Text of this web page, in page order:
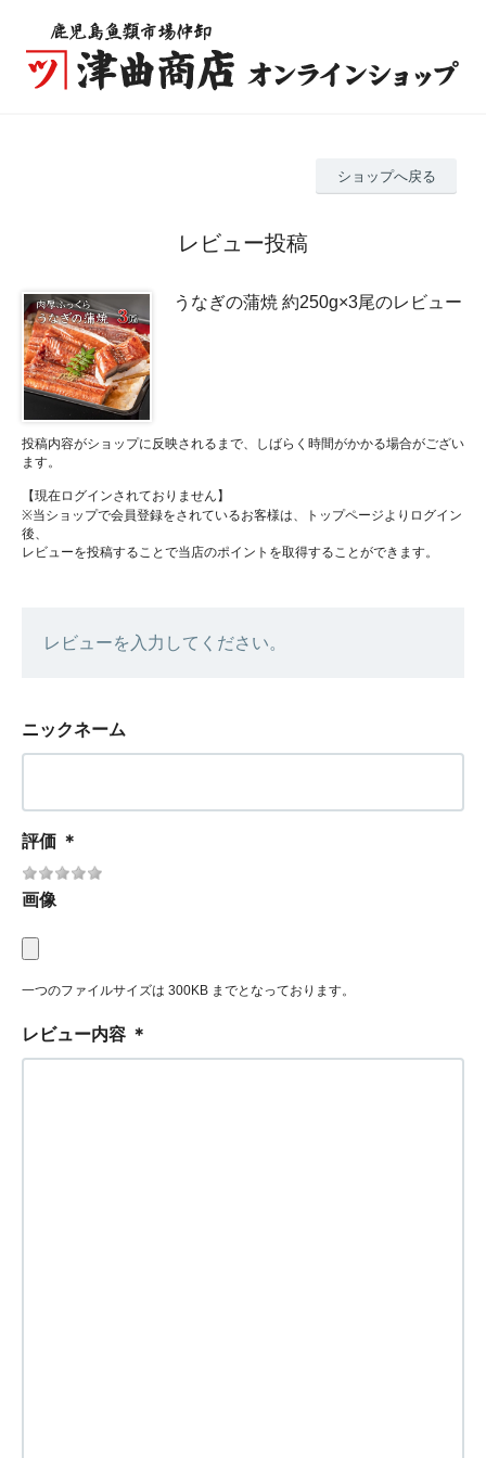
ショップへ戻る
レビュー投稿
うなぎの蒲焼 約250g×3尾のレビュー
投稿内容がショップに反映されるまで、しばらく時間がかかる場合がござい
ます。
【現在ログインされておりません】
※当ショップで会員登録をされているお客様は、トップページよりログイン
後、
レビューを投稿することで当店のポイントを取得することができます。
レビューを入力してください。
ニックネーム
評価 ＊
画像
一つのファイルサイズは 300KB までとなっております。
レビュー内容 ＊